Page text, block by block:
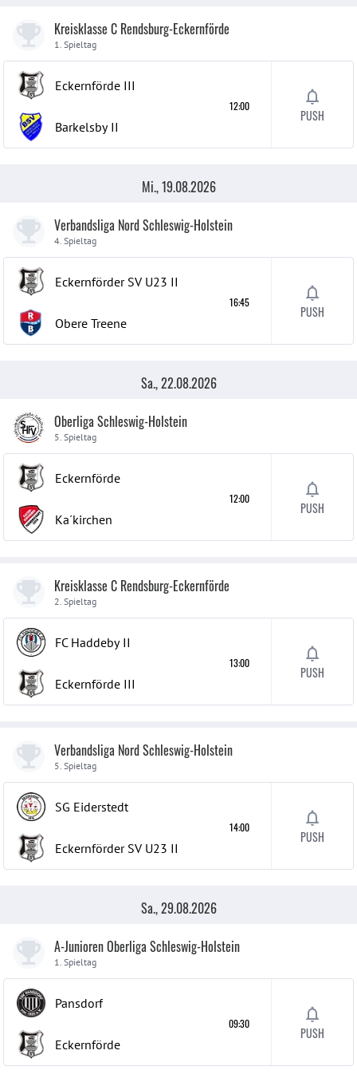
Kreisklasse C Rendsburg-Eckernförde
1. Spieltag
Eckernförde III
Barkelsby II
12:00
PUSH
Mi., 19.08.2026
Verbandsliga Nord Schleswig-Holstein
4. Spieltag
Eckernförder SV U23 II
Obere Treene
16:45
PUSH
Sa., 22.08.2026
Oberliga Schleswig-Holstein
5. Spieltag
Eckernförde
Ka´kirchen
12:00
PUSH
Kreisklasse C Rendsburg-Eckernförde
2. Spieltag
FC Haddeby II
Eckernförde III
13:00
PUSH
Verbandsliga Nord Schleswig-Holstein
5. Spieltag
SG Eiderstedt
Eckernförder SV U23 II
14:00
PUSH
Sa., 29.08.2026
A-Junioren Oberliga Schleswig-Holstein
1. Spieltag
Pansdorf
Eckernförde
09:30
PUSH